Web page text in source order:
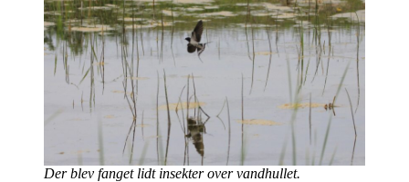
Der blev fanget lidt insekter over vandhullet.